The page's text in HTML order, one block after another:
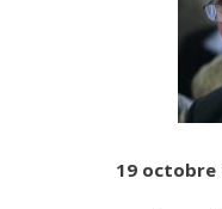
19 octobre